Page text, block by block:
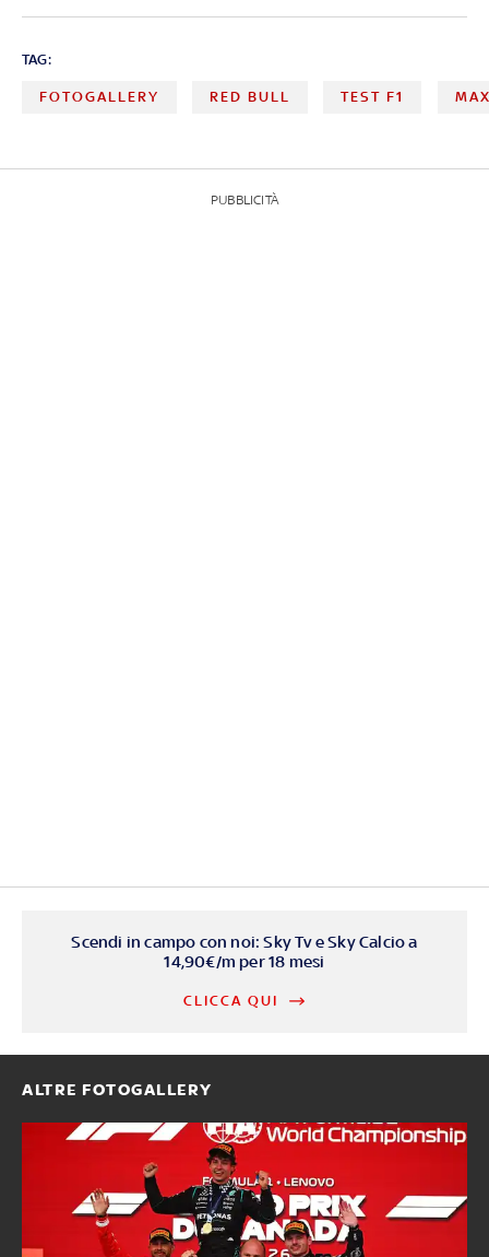
TAG:
FOTOGALLERY RED BULL TEST F1
PUBBLICITÀ
Scendi in campo con noi: Sky Tv e Sky Calcio a
14,90€/m per 18 mesi
CLICCA QUI
ALTRE FOTOGALLERY